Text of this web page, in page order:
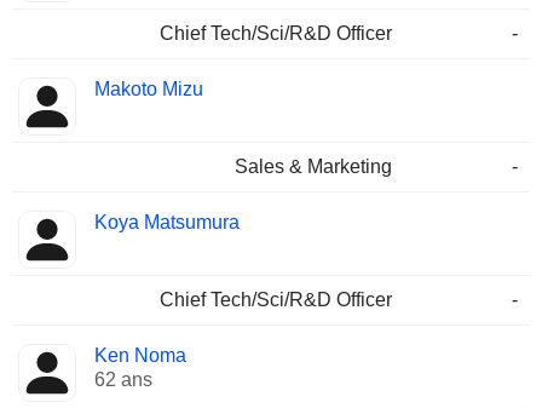
Chief Tech/Sci/R&D Officer -
Makoto Mizu
Sales & Marketing -
Koya Matsumura
Chief Tech/Sci/R&D Officer -
Ken Noma
62 ans